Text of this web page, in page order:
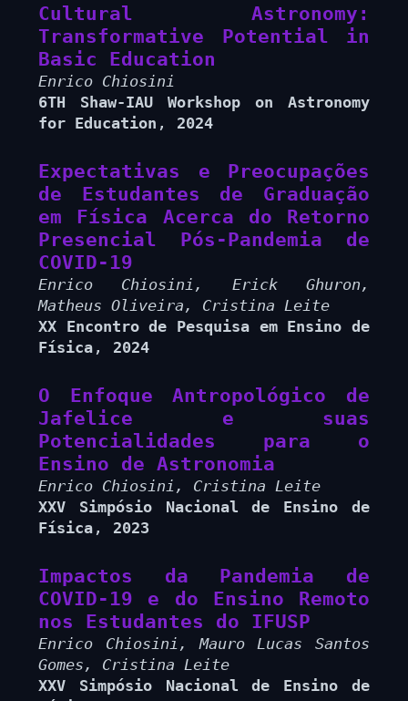
Cultural Astronomy:
Transformative Potential in
Basic Education
Enrico Chiosini
6TH Shaw-IAU Workshop on Astronomy
for Education , 2024
Expectativas e Preocupações
de Estudantes de Graduação
em Física Acerca do Retorno
Presencial Pós-Pandemia de
COVID-19
Enrico Chiosini, Erick Ghuron,
Matheus Oliveira, Cristina Leite
XX Encontro de Pesquisa em Ensino de
Física , 2024
O Enfoque Antropológico de
Jafelice e suas
Potencialidades para o
Ensino de Astronomia
Enrico Chiosini, Cristina Leite
XXV Simpósio Nacional de Ensino de
Física , 2023
Impactos da Pandemia de
COVID-19 e do Ensino Remoto
nos Estudantes do IFUSP
Enrico Chiosini, Mauro Lucas Santos
Gomes, Cristina Leite
XXV Simpósio Nacional de Ensino de